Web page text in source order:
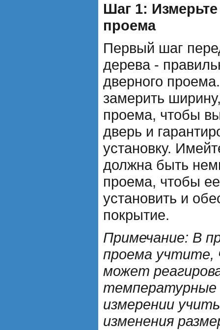
Шаг 1:
проема
Первый шаг
дерева -
дверного
замерить
проема, чтобы
дверь и
установку.
должна быть
проема, чтобы
установить и
покрытие.
Примечание: В
проема учтите,
может
температурные
измерении
изменения